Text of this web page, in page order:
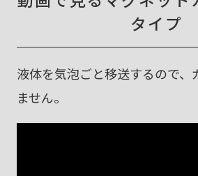
タイプ
液体を気泡ごと移送するので、
ません。